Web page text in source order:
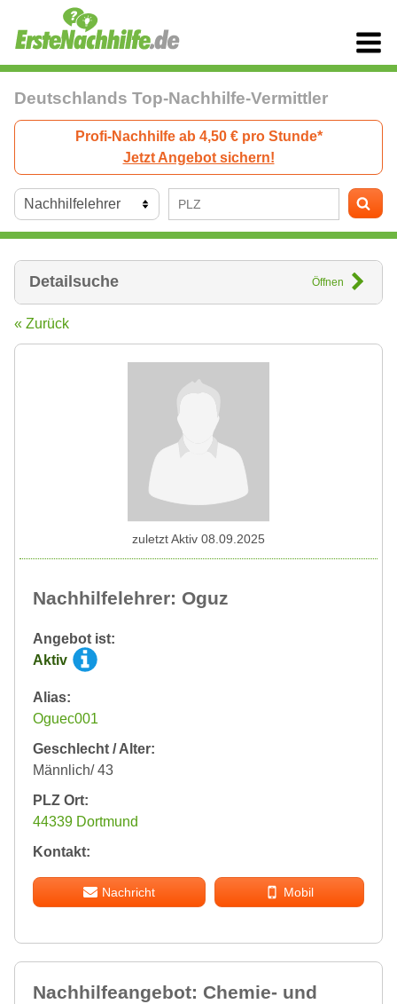
Deutschlands Top-Nachhilfe-Vermittler
Profi-Nachhilfe ab 4,50 € pro Stunde*
Jetzt Angebot sichern!
Detailsuche Öffnen
« Zurück
Nachhilfelehrer: Oguz
Angebot ist:
Aktiv
Alias:
Oguec001
Geschlecht / Alter:
Männlich/ 43
PLZ Ort:
44339 Dortmund
Kontakt:
Nachricht Mobil
zuletzt Aktiv 08.09.2025
Nachhilfeangebot: Chemie- und